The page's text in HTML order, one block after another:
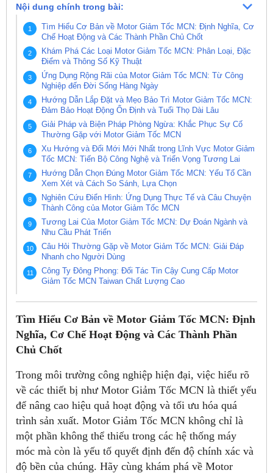
Nội dung chính trong bài:
Tìm Hiểu Cơ Bản về Motor Giảm Tốc MCN: Định Nghĩa, Cơ
Chế Hoạt Động và Các Thành Phần Chủ Chốt
Khám Phá Các Loại Motor Giảm Tốc MCN: Phân Loại, Đặc
Điểm và Thông Số Kỹ Thuật
Ứng Dụng Rộng Rãi của Motor Giảm Tốc MCN: Từ Công
Nghiệp đến Đời Sống Hàng Ngày
Hướng Dẫn Lắp Đặt và Mẹo Bảo Trì Motor Giảm Tốc MCN:
Đảm Bảo Hoạt Động Ổn Định và Tuổi Thọ Dài Lâu
Giải Pháp và Biện Pháp Phòng Ngừa: Khắc Phục Sự Cố
Thường Gặp với Motor Giảm Tốc MCN
Xu Hướng và Đổi Mới Mới Nhất trong Lĩnh Vực Motor Giảm
Tốc MCN: Tiến Bộ Công Nghệ và Triển Vọng Tương Lai
Hướng Dẫn Chọn Đúng Motor Giảm Tốc MCN: Yếu Tố Cần
Xem Xét và Cách So Sánh, Lựa Chọn
Nghiên Cứu Điển Hình: Ứng Dụng Thực Tế và Câu Chuyện
Thành Công của Motor Giảm Tốc MCN
Tương Lai Của Motor Giảm Tốc MCN: Dự Đoán Ngành và
Nhu Cầu Phát Triển
Câu Hỏi Thường Gặp về Motor Giảm Tốc MCN: Giải Đáp
Nhanh cho Người Dùng
Công Ty Đông Phong: Đối Tác Tin Cậy Cung Cấp Motor
Giảm Tốc MCN Taiwan Chất Lượng Cao
Tìm Hiểu Cơ Bản về Motor Giảm Tốc MCN: Định
Nghĩa, Cơ Chế Hoạt Động và Các Thành Phần
Chủ Chốt
Trong môi trường công nghiệp hiện đại, việc hiểu rõ
về các thiết bị như Motor Giảm Tốc MCN là thiết yếu
để nâng cao hiệu quả hoạt động và tối ưu hóa quá
trình sản xuất. Motor Giảm Tốc MCN không chỉ là
một phần không thể thiếu trong các hệ thống máy
móc mà còn là yếu tố quyết định đến độ chính xác và
độ bền của chúng. Hãy cùng khám phá về Motor